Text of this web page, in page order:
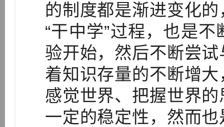
的制度都是渐进变化
“干中学”过程，也是
验开始，然后不断尝
着知识存量的不断增
感觉世界、把握世界
一定的稳定性，然而